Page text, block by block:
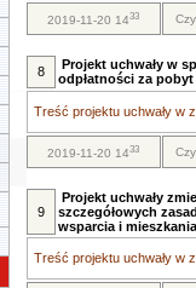
2019-11-20 1433
8
Projekt uchwały w
odpłatności za
Treść projektu uchwały w
2019-11-20 1433
9
Projekt uchwały
szczegółowych
wsparcia i
Treść projektu uchwały w